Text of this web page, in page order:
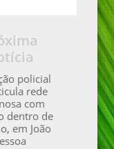
policial
rede
com
dentro de
em João